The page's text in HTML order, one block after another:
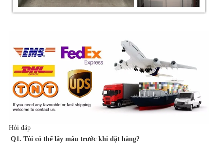
Hỏi đáp
Q1. Tôi có thể lấy mẫu trước khi đặt hàng?